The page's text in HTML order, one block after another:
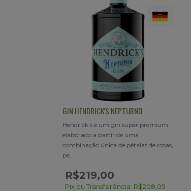
GIN HENDRICK'S NEPTURNO
Hendrick’s é um gin super premium
elaborado a partir de uma
combinação única de pétalas de rosas,
pe..
R$219,00
Pix ou Transferência: R$208,05